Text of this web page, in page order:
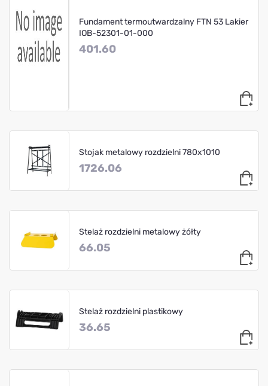
Fundament termoutwardzalny FTN 53 Lakier
IOB-52301-01-000
401.60
Stojak metalowy rozdzielni 780x1010
1726.06
Stelaż rozdzielni metalowy żółty
66.05
Stelaż rozdzielni plastikowy
36.65